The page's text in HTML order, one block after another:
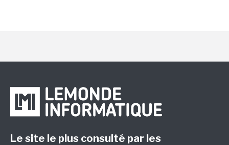
Le site le plus consulté par les